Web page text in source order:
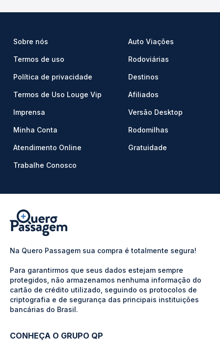
Sobre nós
Termos de uso
Política de privacidade
Termos de Uso Louge Vip
Imprensa
Minha Conta
Atendimento Online
Trabalhe Conosco
Auto Viações
Rodoviárias
Destinos
Afiliados
Versão Desktop
Rodomilhas
Gratuidade
Na Quero Passagem sua compra é totalmente segura!
Para garantirmos que seus dados estejam sempre
protegidos, não armazenamos nenhuma informação do
cartão de crédito utilizado, seguindo os protocolos de
criptografia e de segurança das principais instituições
bancárias do Brasil.
CONHEÇA O GRUPO QP